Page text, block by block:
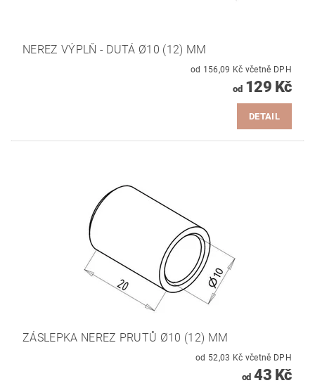
NEREZ VÝPLŇ - DUTÁ Ø10 (12) MM
od 156,09 Kč včetně DPH
od129 Kč
DETAIL
ZÁSLEPKA NEREZ PRUTŮ Ø10 (12) MM
od 52,03 Kč včetně DPH
od43 Kč